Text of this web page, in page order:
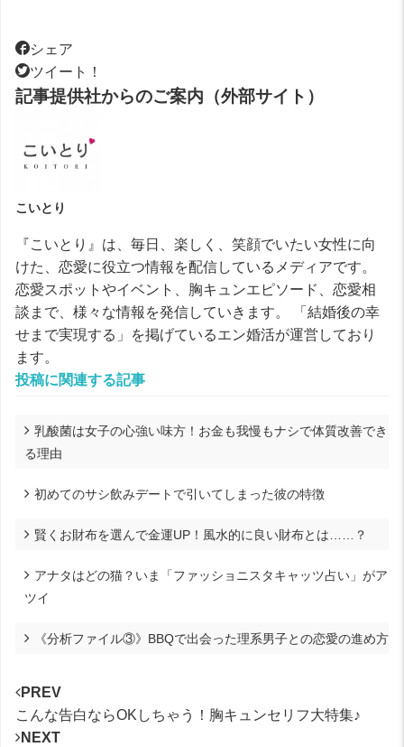
シェア
ツイート！
記事提供社からのご案内（外部サイト）
こいとり
『こいとり』は、毎日、楽しく、笑顔でいたい女性に向
けた、恋愛に役立つ情報を配信しているメディアです。
恋愛スポットやイベント、胸キュンエピソード、恋愛相
談まで、様々な情報を発信していきます。 「結婚後の幸
せまで実現する」を掲げているエン婚活が運営しており
ます。
投稿に関連する記事
乳酸菌は女子の心強い味方！お金も我慢もナシで体質改善でき
る理由
初めてのサシ飲みデートで引いてしまった彼の特徴
賢くお財布を選んで金運UP！風水的に良い財布とは……？
アナタはどの猫？いま「ファッショニスタキャッツ占い」がア
ツイ
《分析ファイル③》BBQで出会った理系男子との恋愛の進め方
PREV
こんな告白ならOKしちゃう！胸キュンセリフ大特集♪
NEXT